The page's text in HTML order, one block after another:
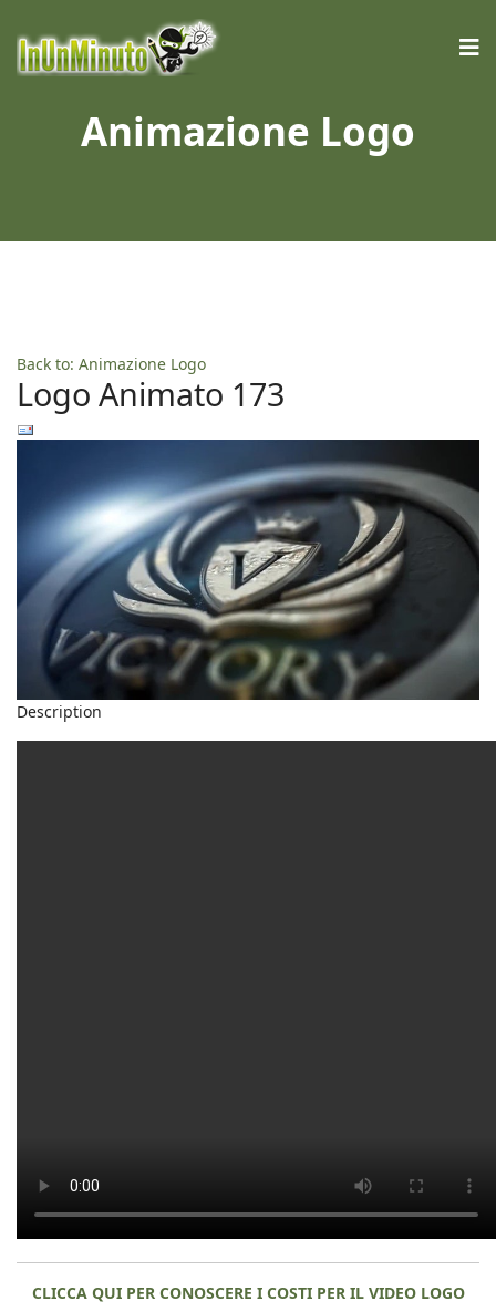
Animazione Logo
Back to: Animazione Logo
Logo Animato 173
Description
CLICCA QUI PER CONOSCERE I COSTI PER IL VIDEO LOGO